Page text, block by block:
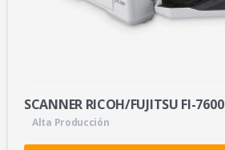
SCANNER RICOH/FUJITSU FI-7600
Alta Producción